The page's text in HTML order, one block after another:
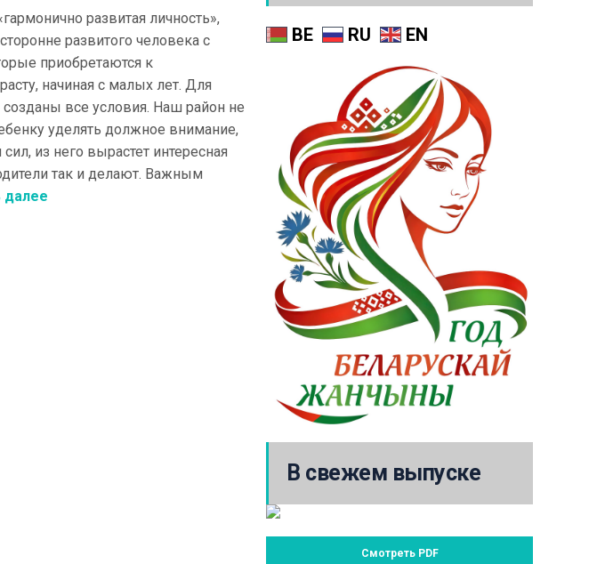
развитая личность»,
развитого человека с
приобретаются к
начиная с малых лет. Для
созданы все условия. Наш район не
уделять должное внимание,
из него вырастет интересная
так и делают. Важным
далее
BE RU EN
В свежем выпуске
Смотреть PDF